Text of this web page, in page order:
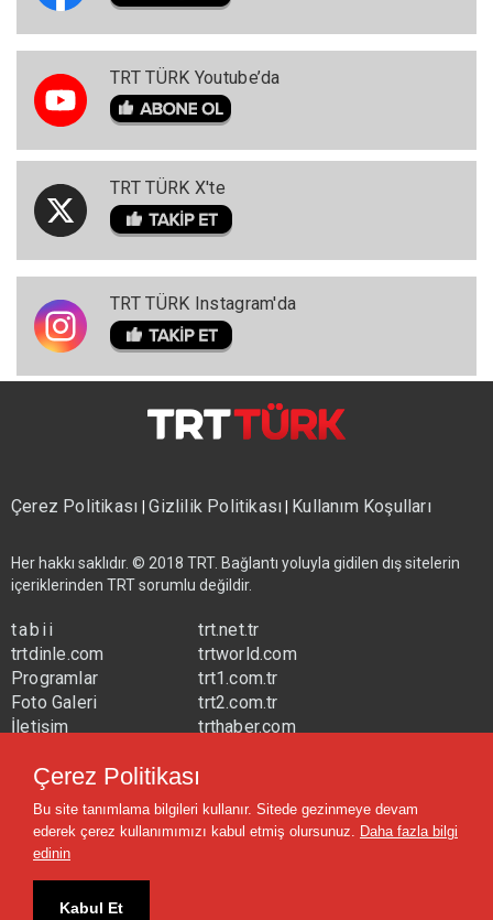
TRT TÜRK Youtube’da
TRT TÜRK X'te
TRT TÜRK Instagram'da
Çerez Politikası|Gizlilik Politikası| Kullanım Koşulları
Her hakkı saklıdır. © 2018 TRT. Bağlantı yoluyla gidilen dış sitelerin
içeriklerinden TRT sorumlu değildir.
tabii
trtdinle.com
Programlar
Foto Galeri
İletişim
trt.net.tr
trtworld.com
trt1.com.tr
trt2.com.tr
trthaber.com
trtavaz.com.tr
trtmuzik.net.tr
trtcocuk.net.tr
Çerez Politikası
Bu site tanımlama bilgileri kullanır. Sitede gezinmeye devam
ederek çerez kullanımımızı kabul etmiş olursunuz. Daha fazla bilgi
edinin
Kabul Et